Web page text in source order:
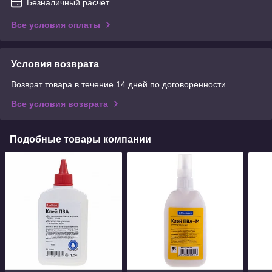
Безналичный расчет
Все условия оплаты
Условия возврата
Возврат товара в течение 14 дней по договоренности
Все условия возврата
Подобные товары компании